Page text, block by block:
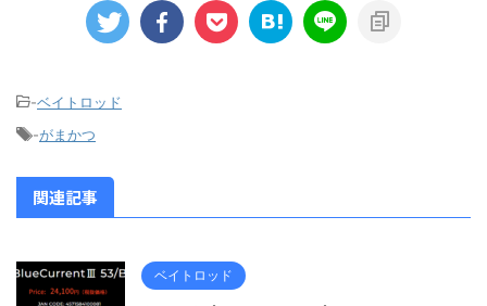
-ベイトロッド
-がまかつ
関連記事
ベイトロッド